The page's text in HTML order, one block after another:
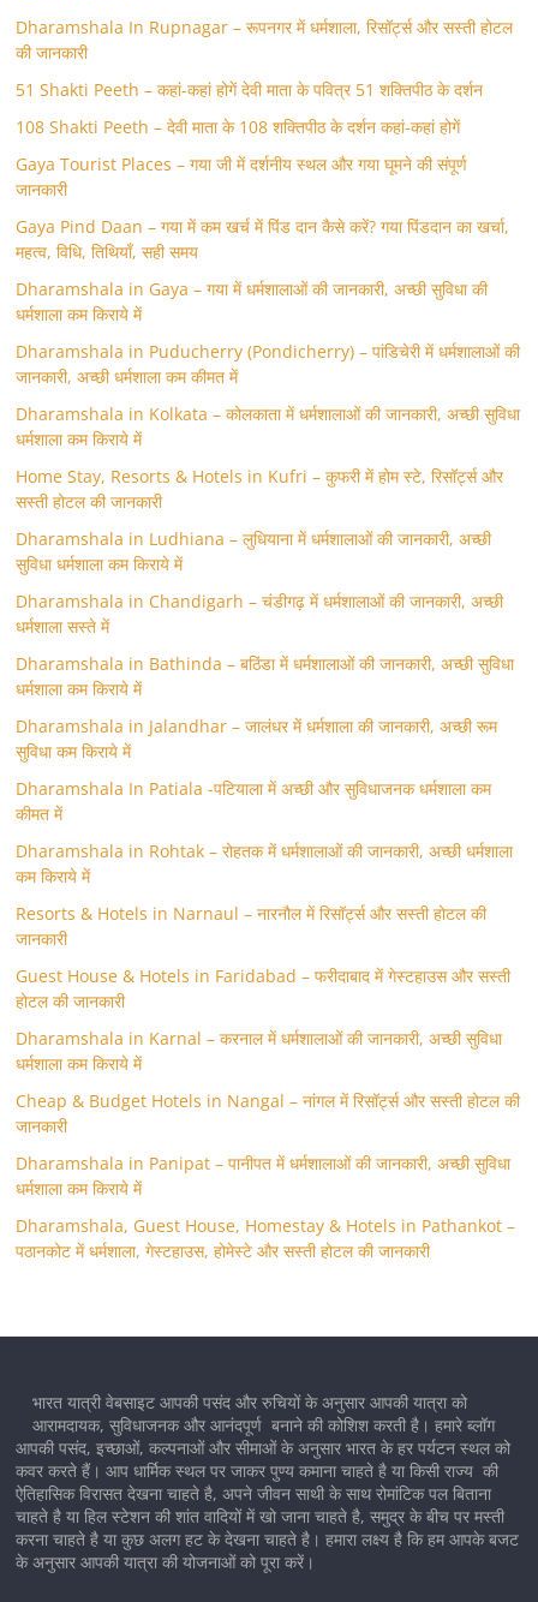
Dharamshala In Rupnagar – रूपनगर में धर्मशाला, रिसॉर्ट्स और सस्ती होटल
की जानकारी
51 Shakti Peeth – कहां-कहां होगें देवी माता के पवित्र 51 शक्तिपीठ के दर्शन
108 Shakti Peeth – देवी माता के 108 शक्तिपीठ के दर्शन कहां-कहां होगें
Gaya Tourist Places – गया जी में दर्शनीय स्थल और गया घूमने की संपूर्ण
जानकारी
Gaya Pind Daan – गया में कम खर्च में पिंड दान कैसे करें? गया पिंडदान का खर्चा,
महत्व, विधि, तिथियाँ, सही समय
Dharamshala in Gaya – गया में धर्मशालाओं की जानकारी, अच्छी सुविधा की
धर्मशाला कम किराये में
Dharamshala in Puducherry (Pondicherry) – पांडिचेरी में धर्मशालाओं की
जानकारी, अच्छी धर्मशाला कम कीमत में
Dharamshala in Kolkata – कोलकाता में धर्मशालाओं की जानकारी, अच्छी सुविधा
धर्मशाला कम किराये में
Home Stay, Resorts & Hotels in Kufri – कुफरी में होम स्‍टे, रिसॉर्ट्स और
सस्ती होटल की जानकारी
Dharamshala in Ludhiana – लुधियाना में धर्मशालाओं की जानकारी, अच्छी
सुविधा धर्मशाला कम किराये में
Dharamshala in Chandigarh – चंडीगढ़ में धर्मशालाओं की जानकारी, अच्छी
धर्मशाला सस्ते में
Dharamshala in Bathinda – बठिंडा में धर्मशालाओं की जानकारी, अच्छी सुविधा
धर्मशाला कम किराये में
Dharamshala in Jalandhar – जालंधर में धर्मशाला की जानकारी, अच्छी रूम
सुविधा कम किराये में
Dharamshala In Patiala -पटियाला में अच्छी और सुविधाजनक धर्मशाला कम
कीमत में
Dharamshala in Rohtak – रोहतक में धर्मशालाओं की जानकारी, अच्छी धर्मशाला
कम किराये में
Resorts & Hotels in Narnaul – नारनौल में रिसॉर्ट्स और सस्ती होटल की
जानकारी
Guest House & Hotels in Faridabad – फरीदाबाद में गेस्टहाउस और सस्ती
होटल की जानकारी
Dharamshala in Karnal – करनाल में धर्मशालाओं की जानकारी, अच्छी सुविधा
धर्मशाला कम किराये में
Cheap & Budget Hotels in Nangal – नांगल में रिसॉर्ट्स और सस्ती होटल की
जानकारी
Dharamshala in Panipat – पानीपत में धर्मशालाओं की जानकारी, अच्छी सुविधा
धर्मशाला कम किराये में
Dharamshala, Guest House, Homestay & Hotels in Pathankot –
पठानकोट में धर्मशाला, गेस्टहाउस, होमेस्टे और सस्ती होटल की जानकारी
भारत यात्री वेबसाइट आपकी पसंद और रुचियों के अनुसार आपकी यात्रा को
आरामदायक, सुविधाजनक और आनंदपूर्ण बनाने की कोशिश करती है। हमारे ब्लॉग
आपकी पसंद, इच्छाओं, कल्पनाओं और सीमाओं के अनुसार भारत के हर पर्यटन स्थल को
कवर करते हैं। आप धार्मिक स्थल पर जाकर पुण्य कमाना चाहते है या किसी राज्य की
ऐतिहासिक विरासत देखना चाहते है, अपने जीवन साथी के साथ रोमांटिक पल बिताना
चाहते है या हिल स्टेशन की शांत वादियों में खो जाना चाहते है, समुद्र के बीच पर मस्ती
करना चाहते है या कुछ अलग हट के देखना चाहते है। हमारा लक्ष्य है कि हम आपके बजट
के अनुसार आपकी यात्रा की योजनाओं को पूरा करें।